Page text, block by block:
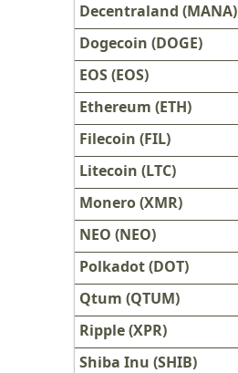
Decentraland (MANA)
Dogecoin (DOGE)
EOS (EOS)
Ethereum (ETH)
Filecoin (FIL)
Litecoin (LTC)
Monero (XMR)
NEO (NEO)
Polkadot (DOT)
Qtum (QTUM)
Ripple (XPR)
Shiba Inu (SHIB)